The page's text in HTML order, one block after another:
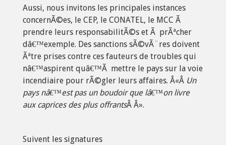
Aussi, nous invitons les principales instances
concernÃ©es, le CEP, le CONATEL, le MCC Ã
prendre leurs responsabilitÃ©s et Ã prÃªcher
dâ€™exemple. Des sanctions sÃ©vÃ¨res doivent
Ãªtre prises contre ces fauteurs de troubles qui
nâ€™aspirent quâ€™Ã mettre le pays sur la voie
incendiaire pour rÃ©gler leurs affaires. Â«Â Un
pays nâ€™est pas un boudoir que lâ€™on livre
aux caprices des plus offrantsÂ Â».
Suivent les signatures